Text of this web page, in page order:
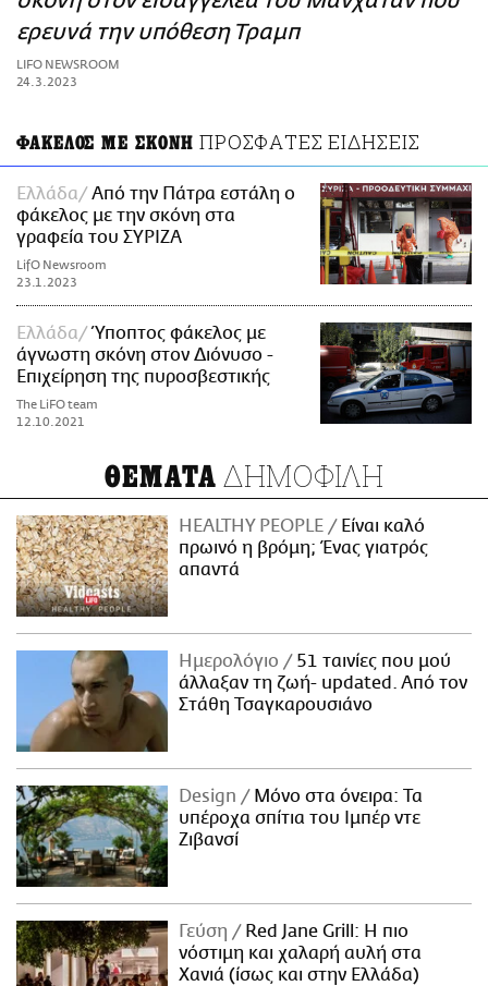
ΑΜΠΑ
PRINT
ερευνά την υπόθεση Τραμπ
LIFO NEWSROOM
24.3.2023
ΦΑΚΕΛΟΣ ΜΕ ΣΚΟΝΗ ΠΡΟΣΦΑΤΕΣ ΕΙΔΗΣΕΙΣ
Ελλάδα
Από την Πάτρα εστάλη ο
φάκελος με την σκόνη στα
γραφεία του ΣΥΡΙΖΑ
LifO Newsroom
23.1.2023
Ελλάδα
Ύποπτος φάκελος με
άγνωστη σκόνη στον Διόνυσο -
Επιχείρηση της πυροσβεστικής
The LiFO team
12.10.2021
ΘΕΜΑΤΑ ΔΗΜΟΦΙΛΗ
HEALTHY PEOPLE
Είναι καλό
πρωινό η βρόμη; Ένας γιατρός
απαντά
Ημερολόγιο
51 ταινίες που μού
άλλαξαν τη ζωή- updated. Aπό τον
Στάθη Τσαγκαρουσιάνο
Design
Μόνο στα όνειρα: Τα
υπέροχα σπίτια του Ιμπέρ ντε
Ζιβανσί
Γεύση
Red Jane Grill: Η πιο
νόστιμη και χαλαρή αυλή στα
Χανιά (ίσως και στην Ελλάδα)